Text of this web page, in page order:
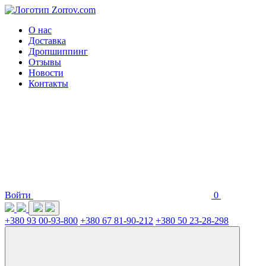
О нас
Доставка
Дропшиппинг
Отзывы
Новости
Контакты
Войти 0
+380 93 00-93-800 +380 67 81-90-212 +380 50 23-28-298